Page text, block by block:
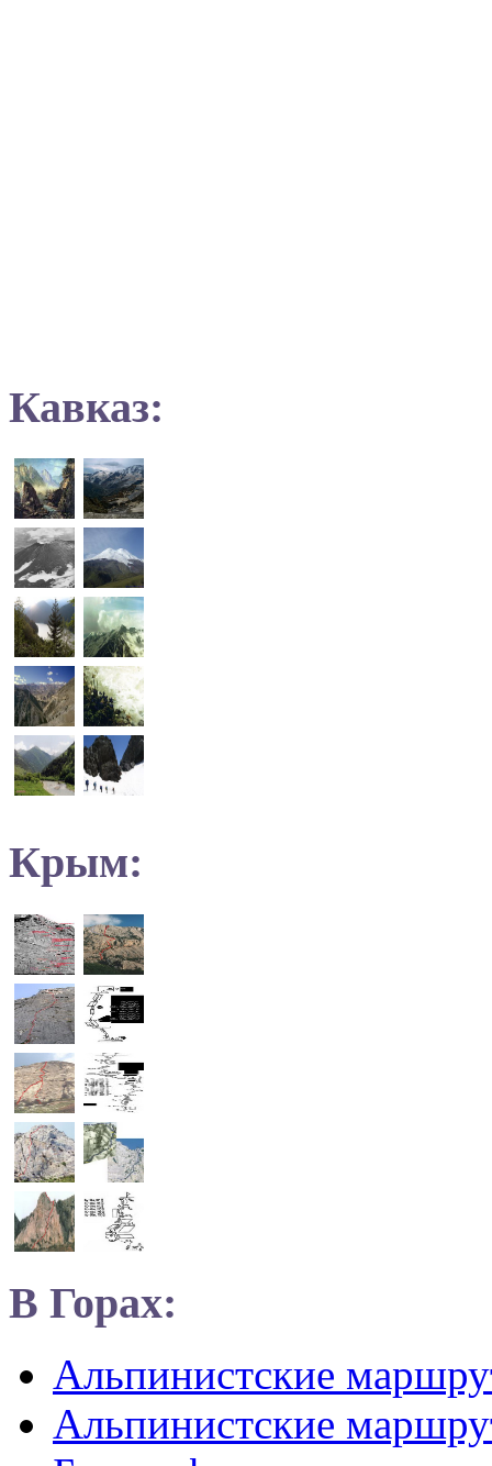
Кавказ:
Крым:
В Горах:
Альпинистские
Альпинистские